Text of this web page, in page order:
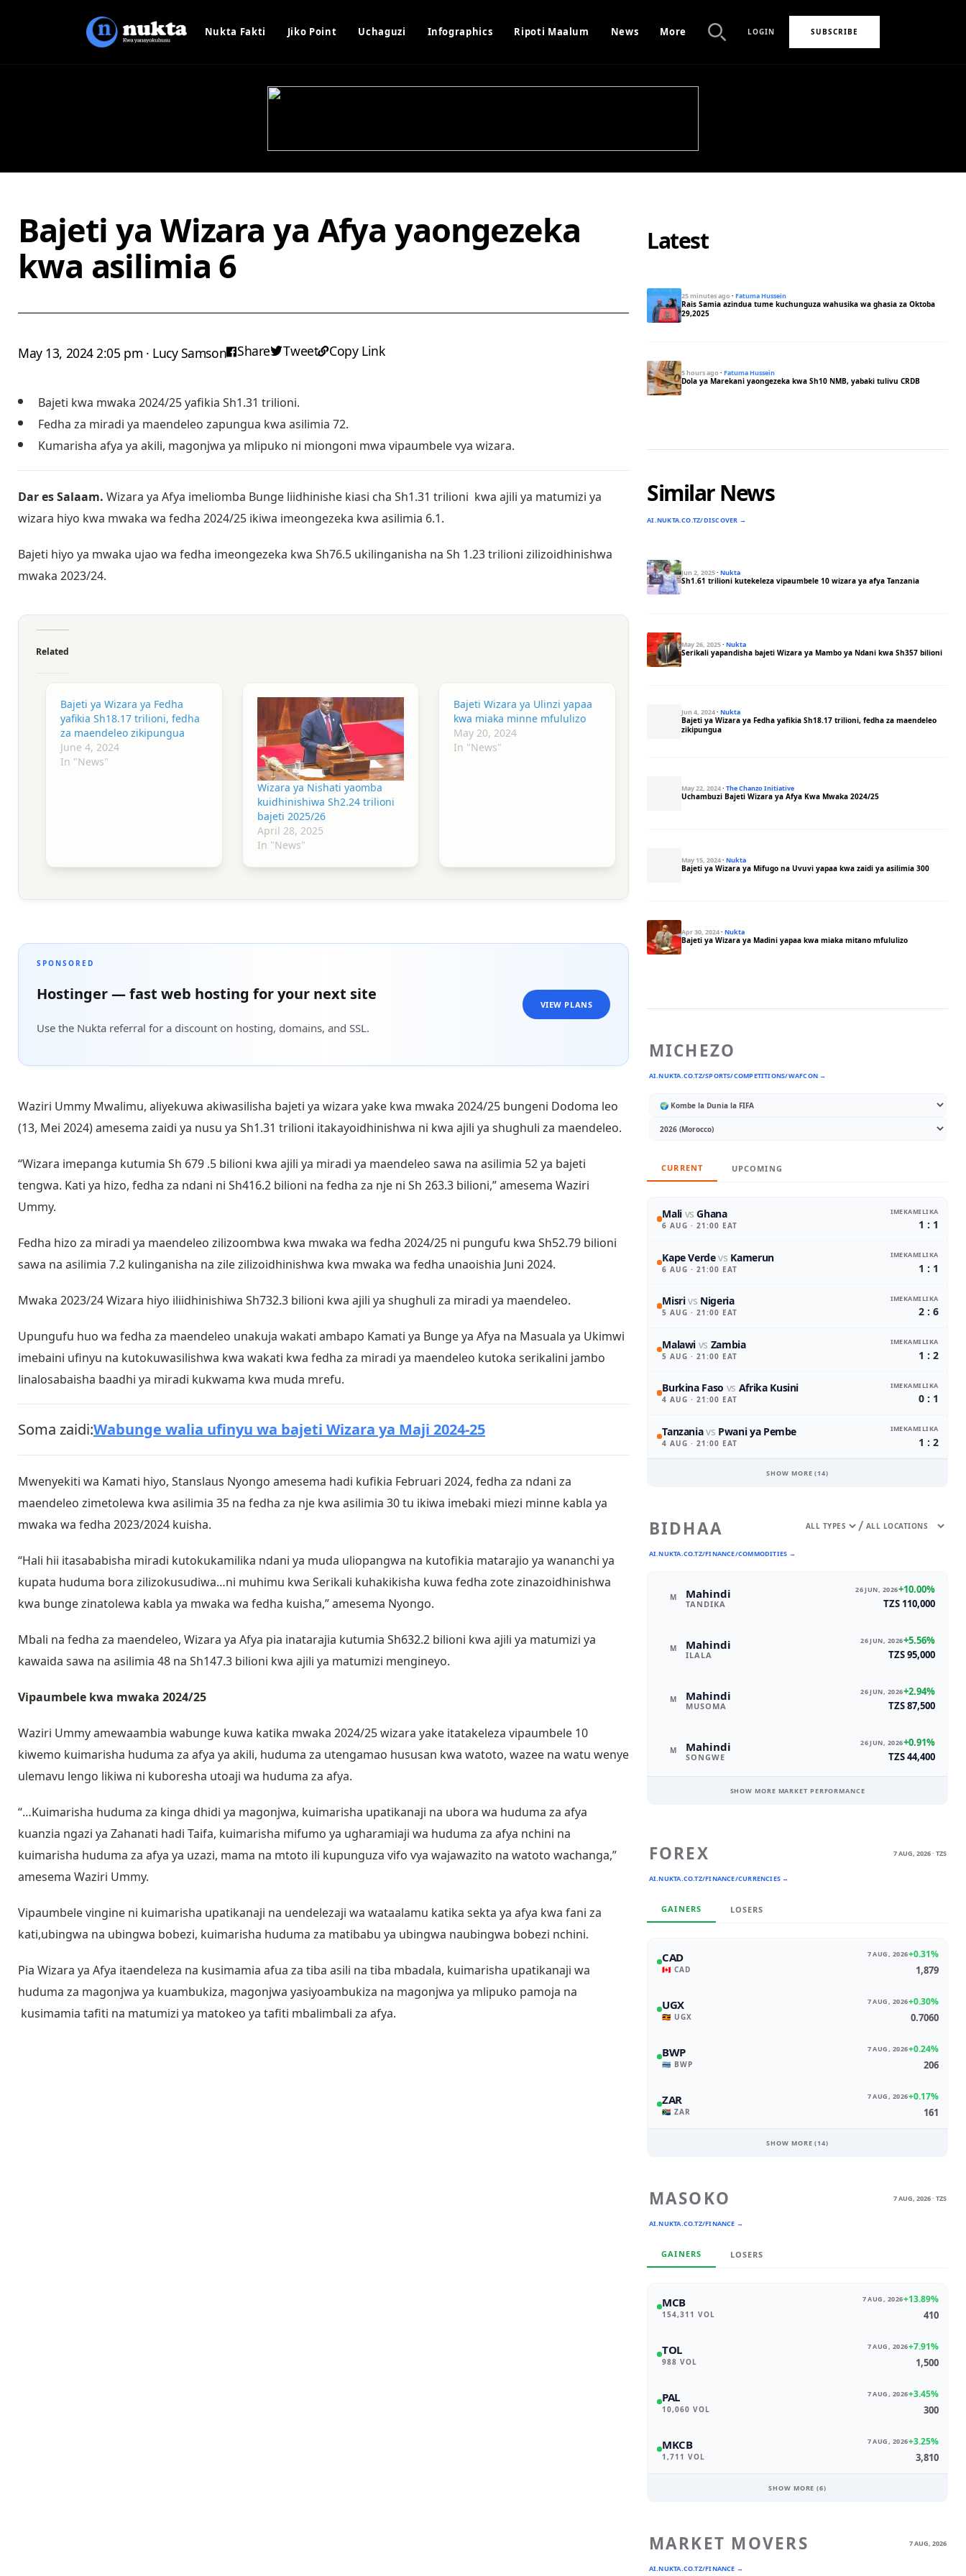
Nukta Fakti Jiko Point Uchaguzi Infographics Ripoti Maalum News More LOGIN SUBSCRIBE
Bajeti ya Wizara ya Afya yaongezeka
kwa asilimia 6
May 13, 2024 2:05 pm · Lucy Samson Share Tweet Copy Link
Bajeti kwa mwaka 2024/25 yafikia Sh1.31 trilioni.
Fedha za miradi ya maendeleo zapungua kwa asilimia 72.
Kumarisha afya ya akili, magonjwa ya mlipuko ni miongoni mwa vipaumbele vya wizara.
Dar es Salaam. Wizara ya Afya imeliomba Bunge liidhinishe kiasi cha Sh1.31 trilioni kwa ajili ya matumizi ya
wizara hiyo kwa mwaka wa fedha 2024/25 ikiwa imeongezeka kwa asilimia 6.1.
Bajeti hiyo ya mwaka ujao wa fedha imeongezeka kwa Sh76.5 ukilinganisha na Sh 1.23 trilioni zilizoidhinishwa
mwaka 2023/24.
Related
Bajeti ya Wizara ya Fedha
yafikia Sh18.17 trilioni, fedha
za maendeleo zikipungua
June 4, 2024
In "News"
Wizara ya Nishati yaomba
kuidhinishiwa Sh2.24 trilioni
bajeti 2025/26
April 28, 2025
In "News"
Bajeti Wizara ya Ulinzi yapaa
kwa miaka minne mfululizo
May 20, 2024
In "News"
SPONSORED
Hostinger — fast web hosting for your next site
Use the Nukta referral for a discount on hosting, domains, and SSL.
VIEW PLANS
Waziri Ummy Mwalimu, aliyekuwa akiwasilisha bajeti ya wizara yake kwa mwaka 2024/25 bungeni Dodoma leo
(13, Mei 2024) amesema zaidi ya nusu ya Sh1.31 trilioni itakayoidhinishwa ni kwa ajili ya shughuli za maendeleo.
“Wizara imepanga kutumia Sh 679 .5 bilioni kwa ajili ya miradi ya maendeleo sawa na asilimia 52 ya bajeti
tengwa. Kati ya hizo, fedha za ndani ni Sh416.2 bilioni na fedha za nje ni Sh 263.3 bilioni,” amesema Waziri
Ummy.
Fedha hizo za miradi ya maendeleo zilizoombwa kwa mwaka wa fedha 2024/25 ni pungufu kwa Sh52.79 bilioni
sawa na asilimia 7.2 kulinganisha na zile zilizoidhinishwa kwa mwaka wa fedha unaoishia Juni 2024.
Mwaka 2023/24 Wizara hiyo iliidhinishiwa Sh732.3 bilioni kwa ajili ya shughuli za miradi ya maendeleo.
Upungufu huo wa fedha za maendeleo unakuja wakati ambapo Kamati ya Bunge ya Afya na Masuala ya Ukimwi
imebaini ufinyu na kutokuwasilishwa kwa wakati kwa fedha za miradi ya maendeleo kutoka serikalini jambo
linalosabaisha baadhi ya miradi kukwama kwa muda mrefu.
Soma zaidi:Wabunge walia ufinyu wa bajeti Wizara ya Maji 2024-25
Mwenyekiti wa Kamati hiyo, Stanslaus Nyongo amesema hadi kufikia Februari 2024, fedha za ndani za
maendeleo zimetolewa kwa asilimia 35 na fedha za nje kwa asilimia 30 tu ikiwa imebaki miezi minne kabla ya
mwaka wa fedha 2023/2024 kuisha.
“Hali hii itasababisha miradi kutokukamilika ndani ya muda uliopangwa na kutofikia matarajio ya wananchi ya
kupata huduma bora zilizokusudiwa…ni muhimu kwa Serikali kuhakikisha kuwa fedha zote zinazoidhinishwa
kwa bunge zinatolewa kabla ya mwaka wa fedha kuisha,” amesema Nyongo.
Mbali na fedha za maendeleo, Wizara ya Afya pia inatarajia kutumia Sh632.2 bilioni kwa ajili ya matumizi ya
kawaida sawa na asilimia 48 na Sh147.3 bilioni kwa ajili ya matumizi mengineyo.
Vipaumbele kwa mwaka 2024/25
Waziri Ummy amewaambia wabunge kuwa katika mwaka 2024/25 wizara yake itatakeleza vipaumbele 10
kiwemo kuimarisha huduma za afya ya akili, huduma za utengamao hususan kwa watoto, wazee na watu wenye
ulemavu lengo likiwa ni kuboresha utoaji wa huduma za afya.
“…Kuimarisha huduma za kinga dhidi ya magonjwa, kuimarisha upatikanaji na ubora wa huduma za afya
kuanzia ngazi ya Zahanati hadi Taifa, kuimarisha mifumo ya ugharamiaji wa huduma za afya nchini na
kuimarisha huduma za afya ya uzazi, mama na mtoto ili kupunguza vifo vya wajawazito na watoto wachanga,”
amesema Waziri Ummy.
Vipaumbele vingine ni kuimarisha upatikanaji na uendelezaji wa wataalamu katika sekta ya afya kwa fani za
kati,ubingwa na ubingwa bobezi, kuimarisha huduma za matibabu ya ubingwa naubingwa bobezi nchini.
Pia Wizara ya Afya itaendeleza na kusimamia afua za tiba asili na tiba mbadala, kuimarisha upatikanaji wa
huduma za magonjwa ya kuambukiza, magonjwa yasiyoambukiza na magonjwa ya mlipuko pamoja na
kusimamia tafiti na matumizi ya matokeo ya tafiti mbalimbali za afya.
Latest
25 minutes ago ·Fatuma Hussein
Rais Samia azindua tume kuchunguza wahusika wa ghasia za Oktoba
29,2025
5 hours ago ·Fatuma Hussein
Dola ya Marekani yaongezeka kwa Sh10 NMB, yabaki tulivu CRDB
Similar News
AI.NUKTA.CO.TZ/DISCOVER →
Jun 2, 2025·Nukta
Sh1.61 trilioni kutekeleza vipaumbele 10 wizara ya afya Tanzania
May 26, 2025·Nukta
Serikali yapandisha bajeti Wizara ya Mambo ya Ndani kwa Sh357 bilioni
Jun 4, 2024·Nukta
Bajeti ya Wizara ya Fedha yafikia Sh18.17 trilioni, fedha za maendeleo
zikipungua
May 22, 2024·The Chanzo Initiative
Uchambuzi Bajeti Wizara ya Afya Kwa Mwaka 2024/25
May 15, 2024·Nukta
Bajeti ya Wizara ya Mifugo na Uvuvi yapaa kwa zaidi ya asilimia 300
Apr 30, 2024·Nukta
Bajeti ya Wizara ya Madini yapaa kwa miaka mitano mfululizo
MICHEZO
AI.NUKTA.CO.TZ/SPORTS/COMPETITIONS/WAFCON →
CURRENT UPCOMING
Mali vsGhana
6 AUG · 21:00 EAT
IMEKAMILIKA
1 : 1
Kape Verdevs Kamerun
6 AUG · 21:00 EAT
IMEKAMILIKA
1 : 1
Misrivs Nigeria
5 AUG · 21:00 EAT
IMEKAMILIKA
2 : 6
Malawi vs Zambia
5 AUG · 21:00 EAT
IMEKAMILIKA
1 : 2
Burkina Faso vs Afrika Kusini
4 AUG · 21:00 EAT
IMEKAMILIKA
0 : 1
Tanzaniavs Pwani ya Pembe
4 AUG · 21:00 EAT
IMEKAMILIKA
1 : 2
SHOW MORE (14)
BIDHAA
AI.NUKTA.CO.TZ/FINANCE/COMMODITIES →
/
M Mahindi
TANDIKA
26 JUN, 2026+10.00%
TZS 110,000
M Mahindi
ILALA
26 JUN, 2026+5.56%
TZS 95,000
M Mahindi
MUSOMA
26 JUN, 2026+2.94%
TZS 87,500
M Mahindi
SONGWE
26 JUN, 2026+0.91%
TZS 44,400
SHOW MORE MARKET PERFORMANCE
FOREX
AI.NUKTA.CO.TZ/FINANCE/CURRENCIES →
7 AUG, 2026 · TZS
GAINERS LOSERS
CAD
🇨🇦 CAD
7 AUG, 2026+0.31%
1,879
UGX
🇺🇬 UGX
7 AUG, 2026+0.30%
0.7060
BWP
🇧🇼 BWP
7 AUG, 2026+0.24%
206
ZAR
🇿🇦 ZAR
7 AUG, 2026+0.17%
161
SHOW MORE (14)
MASOKO
AI.NUKTA.CO.TZ/FINANCE →
7 AUG, 2026 · TZS
GAINERS LOSERS
MCB
154,311 VOL
7 AUG, 2026+13.89%
410
TOL
988 VOL
7 AUG, 2026+7.91%
1,500
PAL
10,060 VOL
7 AUG, 2026+3.45%
300
MKCB
1,711 VOL
7 AUG, 2026+3.25%
3,810
SHOW MORE (6)
MARKET MOVERS
AI.NUKTA.CO.TZ/FINANCE →
7 AUG, 2026